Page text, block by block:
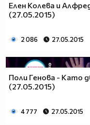
Елен Колева и
(27.05.2015)
2 086 27.05.2015
Поли Генова - Като
(27.05.2015)
4 777 27.05.2015